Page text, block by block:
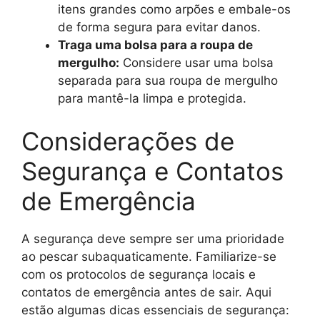
itens grandes como arpões e embale-os
de forma segura para evitar danos.
Traga uma bolsa para a roupa de
mergulho: Considere usar uma bolsa
separada para sua roupa de mergulho
para mantê-la limpa e protegida.
Considerações de
Segurança e Contatos
de Emergência
A segurança deve sempre ser uma prioridade
ao pescar subaquaticamente. Familiarize-se
com os protocolos de segurança locais e
contatos de emergência antes de sair. Aqui
estão algumas dicas essenciais de segurança: